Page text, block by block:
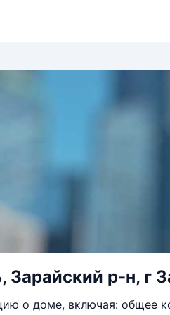
Зарайский р-н, г
о доме, включая: общее